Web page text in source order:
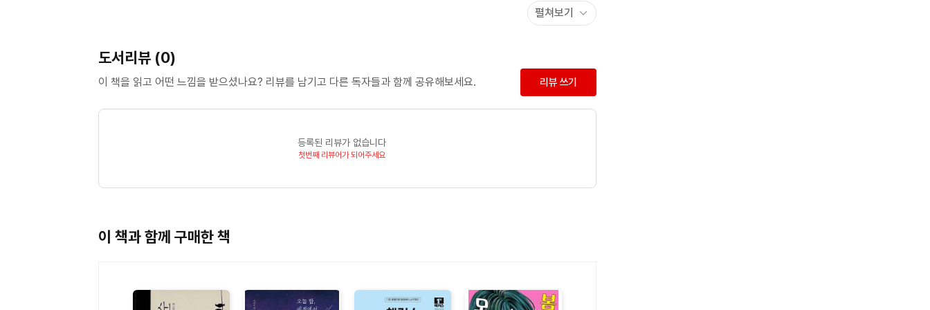
펼쳐보기
도서리뷰 (0)
이 책을 읽고 어떤 느낌을 받으셨나요? 리뷰를 남기고 다른 독자들과 함께 공유해보세요. 리뷰 쓰기
등록된 리뷰가 없습니다
첫번째 리뷰어가 되어주세요
이 책과 함께 구매한 책